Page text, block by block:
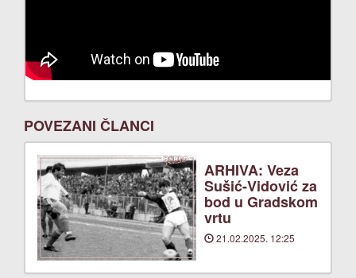
POVEZANI ČLANCI
ARHIVA: Veza
Sušić-Vidović za
bod u Gradskom
vrtu
21.02.2025. 12:25